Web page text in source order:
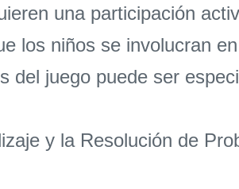
una participación
los niños se involucran
del juego puede ser
y la Resolución de